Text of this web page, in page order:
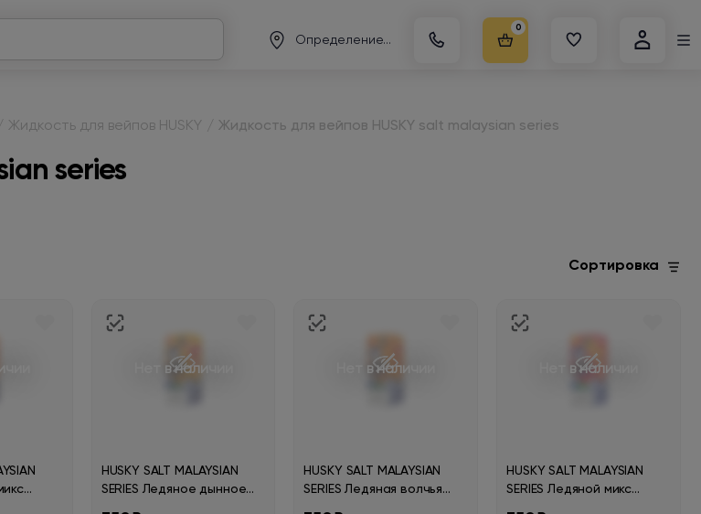
Определение...
0
Жидкость для вейпов HUSKY Жидкость для вейпов HUSKY salt malaysian series
series
Сортировка
Нет в наличии
HUSKY SALT MALAYSIAN
SERIES Ледяное дынное
Нет в наличии
HUSKY SALT MALAYSIAN
SERIES Ледяная волчья
Нет в наличии
HUSKY SALT MALAYSIAN
SERIES Ледяной микс